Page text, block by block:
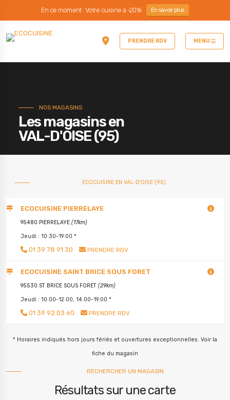
En ce moment : Votre cuisine à -20% En savoir plus
PRENDRE RDV MENU
NOS MAGASINS
Les magasins en
VAL-D'OISE (95)
ECOCUISINE EN VAL-D'OISE (95) :
ECOCUISINE PIERRELAYE
95480 PIERRELAYE (17km)
Jeudi : 10:30-19:00 *
01 39 78 91 30 PRENDRE RDV
ECOCUISINE SAINT BRICE SOUS FORET
95530 ST BRICE SOUS FORET (29km)
Jeudi : 10:00-12:00, 14:00-19:00 *
01 39 92 03 60 PRENDRE RDV
* Horaires indiqués hors jours fériés et ouvertures exceptionnelles. Voir la
fiche du magasin
RECHERCHER UN MAGASIN
Résultats sur une carte